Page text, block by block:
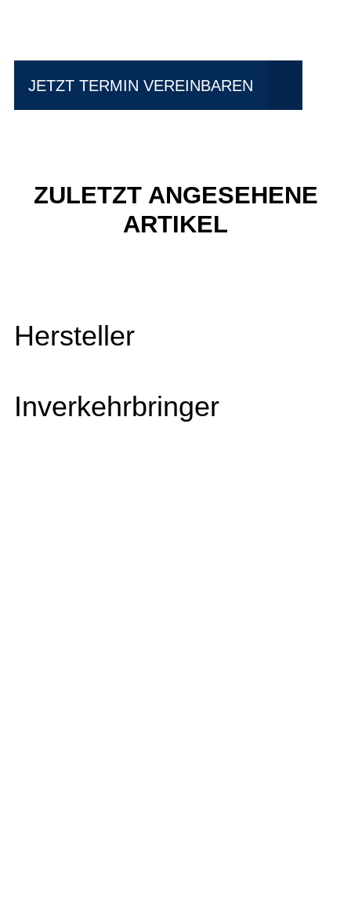
JETZT TERMIN VEREINBAREN
ZULETZT ANGESEHENE
ARTIKEL
Hersteller
Inverkehrbringer